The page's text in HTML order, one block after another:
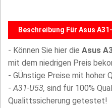
Beschreibung Für Asus
- Können Sie hier die Asus
mit dem niedrigen Preis
- GÜnstige Preise mit hoher
-A31-U53, sind für 100%
Qualittssicherung getestet!